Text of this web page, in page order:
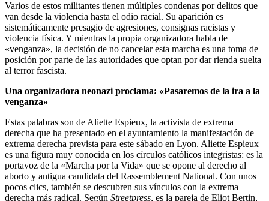
Varios de estos militantes tienen múltiples condenas por delitos que
van desde la violencia hasta el odio racial. Su aparición es
sistemáticamente presagio de agresiones, consignas racistas y
violencia física. Y mientras la propia organizadora habla de
«venganza», la decisión de no cancelar esta marcha es una toma de
posición por parte de las autoridades que optan por dar rienda suelta
al terror fascista.
Una organizadora neonazi proclama: «Pasaremos de la ira a la
venganza»
Estas palabras son de Aliette Espieux, la activista de extrema
derecha que ha presentado en el ayuntamiento la manifestación de
extrema derecha prevista para este sábado en Lyon. Aliette Espieux
es una figura muy conocida en los círculos católicos integristas: es la
portavoz de la «Marcha por la Vida» que se opone al derecho al
aborto y antigua candidata del Rassemblement National. Con unos
pocos clics, también se descubren sus vínculos con la extrema
derecha más radical. Según Streetpress, es la pareja de Eliot Bertin,